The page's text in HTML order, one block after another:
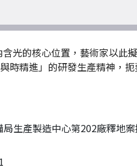
光的核心位置，藝術家以此
時精進」的研發生產精神，
局生產製造中心第202廠釋地